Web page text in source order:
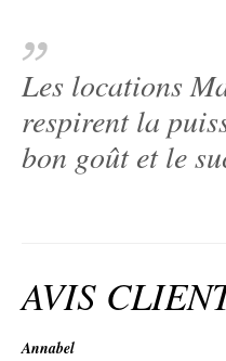
Les locations
respirent la
bon goût et le
AVIS
Annabel